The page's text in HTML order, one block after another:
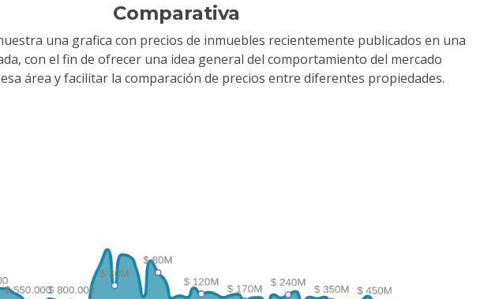
Comparativa
una grafica con precios de inmuebles recientemente publicados en una
con el fin de ofrecer una idea general del comportamiento del mercado
área y facilitar la comparación de precios entre diferentes propiedades.